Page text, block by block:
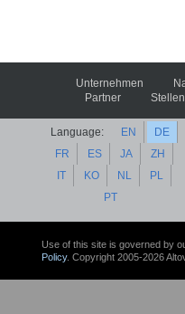
Unternehmen
Partner
Language: EN
DE
FR
ES JA
ZH
IT
KO NL
PL
PT
Use of this site is governed by
Policy. Copyright 2005-2026